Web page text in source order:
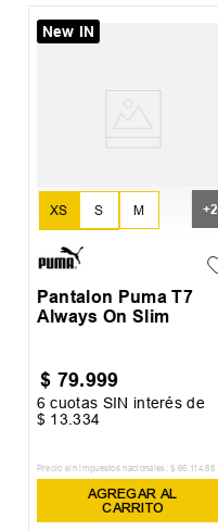
New IN
S
L
M
XS +2
Pantalon Puma T7
Always On Slim
$ 79.999
6 cuotas SIN interés de
$ 13.334
Precio sin impuestos nacionales: $ 66 .114,88
AGREGAR AL
CARRITO